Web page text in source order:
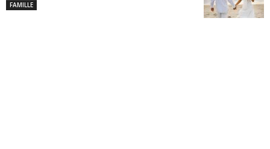
FAMILLE